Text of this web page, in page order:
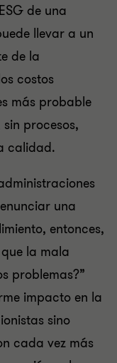
de una
llevar a un
de la
costos
más probable
procesos,
calidad.
una
entonces,
la mala
problemas?”
impacto en la
sino
cada vez más